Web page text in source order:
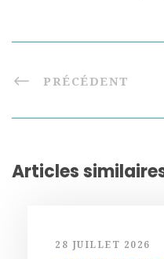
PRÉCÉDENT
Articles
28 JUILLET 2026